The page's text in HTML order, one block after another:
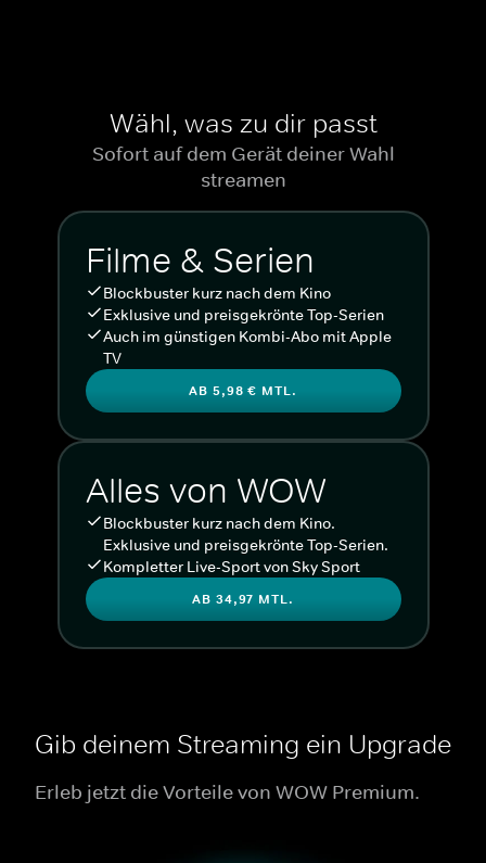
Wähl, was zu dir passt
Sofort auf dem Gerät deiner Wahl
streamen
Filme & Serien
Blockbuster kurz nach dem Kino
Exklusive und preisgekrönte Top-Serien
Auch im günstigen Kombi-Abo mit Apple
TV
AB 5,98 € MTL.
Alles von WOW
Blockbuster kurz nach dem Kino.
Exklusive und preisgekrönte Top-Serien.
Kompletter Live-Sport von Sky Sport
AB 34,97 MTL.
Gib deinem Streaming ein Upgrade
Erleb jetzt die Vorteile von WOW Premium.